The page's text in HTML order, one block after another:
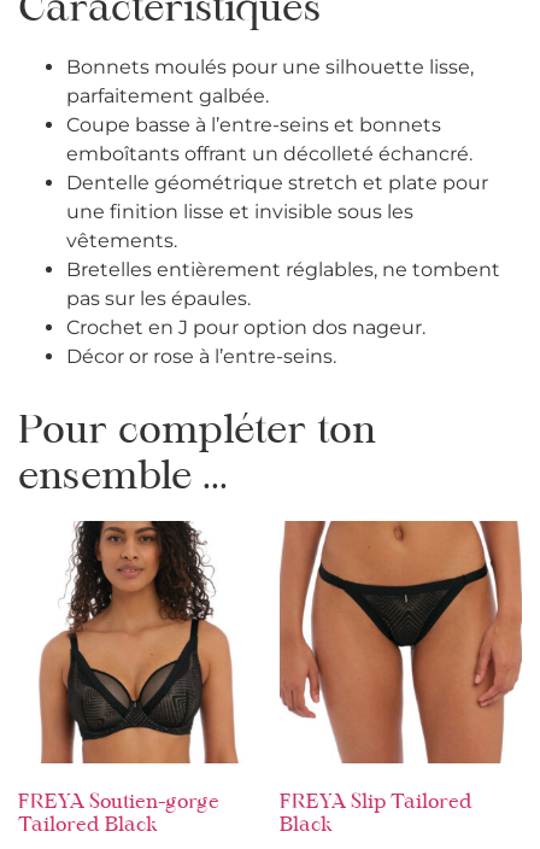
Caractéristiques
Bonnets moulés pour une silhouette lisse,
parfaitement galbée.
Coupe basse à l’entre-seins et bonnets
emboîtants offrant un décolleté échancré.
Dentelle géométrique stretch et plate pour
une finition lisse et invisible sous les
vêtements.
Bretelles entièrement réglables, ne tombent
pas sur les épaules.
Crochet en J pour option dos nageur.
Décor or rose à l’entre-seins.
Pour compléter ton
ensemble ...
FREYA Soutien-gorge
Tailored Black
FREYA Slip Tailored
Black